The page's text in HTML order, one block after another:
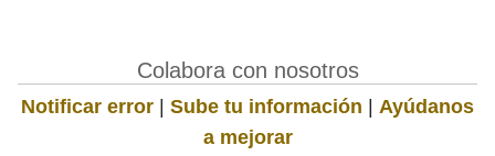
Colabora con nosotros
Notificar error | Sube tu información | Ayúdanos
a mejorar